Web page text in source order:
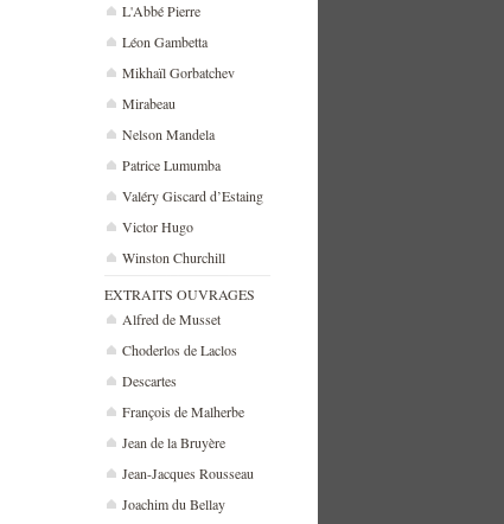
L'Abbé Pierre
Léon Gambetta
Mikhaïl Gorbatchev
Mirabeau
Nelson Mandela
Patrice Lumumba
Valéry Giscard d’Estaing
Victor Hugo
Winston Churchill
EXTRAITS OUVRAGES
Alfred de Musset
Choderlos de Laclos
Descartes
François de Malherbe
Jean de la Bruyère
Jean-Jacques Rousseau
Joachim du Bellay